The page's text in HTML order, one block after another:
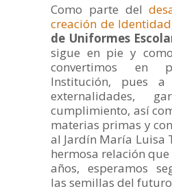
Como parte del
creación de
de Uniformes
sigue en pie y
convertimos en
Institución, pues
externalidades,
cumplimiento, así
materias primas y
al Jardín María Luisa
hermosa relación que
años, esperamos
las semillas del